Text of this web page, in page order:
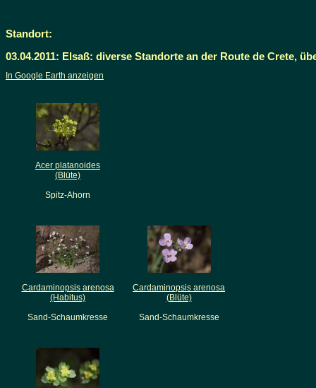
Standort:
03.04.2011: Elsaß: diverse Standorte an der Route de Crete,
In Google Earth anzeigen
Acer platanoides
(Blüte)
Spitz-Ahorn
Cardaminopsis arenosa
(Habitus)
Sand-Schaumkresse
Cardaminopsis arenosa
(Blüte)
Sand-Schaumkresse